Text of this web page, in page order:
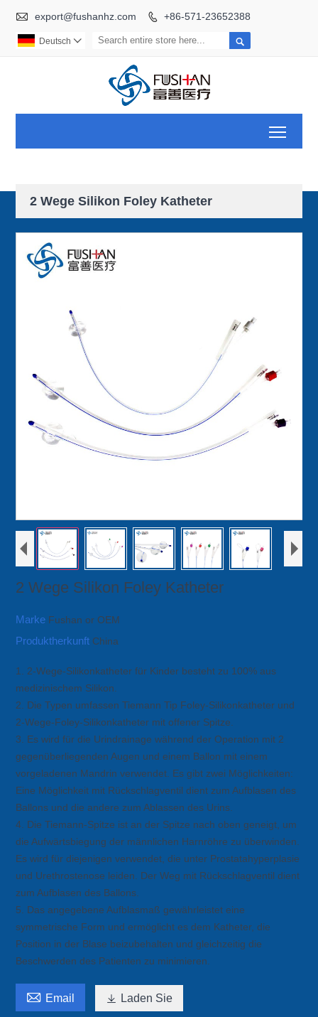
 export@fushanhz.com  +86-571-23652388

Deutsch 
2 Wege Silikon Foley Katheter
2 Wege Silikon Foley Katheter
Marke Fushan or OEM
Produktherkunft China
1. 2-Wege-Silikonkatheter für Kinder besteht zu 100% aus
medizinischem Silikon.
2. Die Typen umfassen Tiemann Tip Foley-Silikonkatheter und
2-Wege-Foley-Silikonkatheter mit offener Spitze.
3. Es wird für die Urindrainage während der Operation mit 2
gegenüberliegenden Augen und einem Ballon mit einem
vorgeladenen Mandrin verwendet. Es gibt zwei Möglichkeiten:
Eine Möglichkeit mit Rückschlagventil dient zum Aufblasen des
Ballons und die andere zum Ablassen des Urins.
4. Die Tiemann-Spitze ist an der Spitze nach oben geneigt, um
die Aufwärtsbiegung der männlichen Harnröhre zu überwinden.
Es wird für diejenigen verwendet, die unter Prostatahyperplasie
und Urethrostenose leiden. Der Weg mit Rückschlagventil dient
zum Aufblasen des Ballons.
5. Das angegebene Aufblasmaß gewährleistet eine
symmetrische Form und ermöglicht es dem Katheter, die
Position in der Blase beizubehalten und gleichzeitig die
Beschwerden des Patienten zu minimieren.
 Email  Laden Sie